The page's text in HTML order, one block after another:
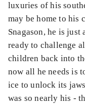
luxuries of his
may be home to his
Snagason, he is just
ready to challenge
children back into
now all he needs is
ice to unlock its
was so nearly his -